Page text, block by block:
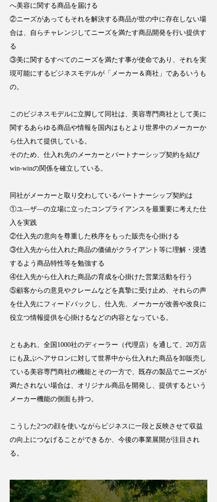
Gemini Instagram
TikTok アスタキサンチン
アンチエイジング アンチソリチュード
インナービューティーアワード2025受賞商品
ウェアラブルデバイス
ウェルビーイング エイジングケア
エクソソーム オーガニック オゾン
カカイオイル ガジェット キーワード
クルエルティフリー
クローズアップ ケーススタディ
コグニティブヘルス コスト削減
コルチゾール サステナビリティ
サプリ サロンクレンジング
サロン経営 サロン連略 シャネル
スキンケアルーティン ストレス スパ
へ美容に関する商品を届ける
②ニーズがあってもそれを解決する商品が世の中に存在しない場
合は、自らチャレンジしてニーズを満たす商品開発を行い提供す
る
③美に関するすべてのニーズを満たす事が使命であり、それを実
現可能にするビジネスモデルが「メーカー＆商社」であるいうも
の。
このビジネスモデルに立脚して同社は、美容専門商社として美に
関するあらゆる商品や情報を国内はもとより世界中のメーカーか
ら仕入れて提供している。
そのため、仕入れ先のメーカーとパートナーシップ契約を結び
win-winの関係を確立している。
同社がメーカーと取り交わしているパートナーシップ契約は
①ユ―ザ―の立場に立ったコンプライアンスを最重要に考えた仕
入を実践
②仕入先の意向を尊重した秩序をもった販売を心掛ける
③仕入先から仕入れた商品の価値がクライアント等に理解・浸透
するよう商品特性等を勉強する
④仕入先から仕入れた商品の育成を心掛けた営業活動を行う
⑤顧客からの意見やクレームなどを真摯に受け止め、それらの声
を仕入先にフィードバックし、仕入先、メーカーが改善や改良に
役立つ情報提供を心掛けるなどの内容となっている。
ともあれ、全国1000社のディーラー（代理店）を通して、20万店
にも及ぶヘアサロンに対して世界中から仕入れた商品を卸販売し
ている美容専門商社の機能とその一方で、既存の製品でニーズが
満たされない場合は、オリジナル商品を開発し、提供するという
メーカー機能の側面も持つ。
こうした2つの顔を使いながらビジネスに一段と反映させて収益
の向上につなげることができるか、今後の事業展開が注目され
る。